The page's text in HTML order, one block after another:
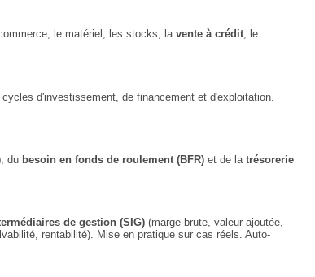
le matériel, les stocks, la vente à crédit, le
cycles d'investissement, de financement et d'exploitation.
, du besoin en fonds de roulement (BFR) et de la trésorerie
de gestion (SIG) (marge brute, valeur ajoutée,
rentabilité). Mise en pratique sur cas réels. Auto-